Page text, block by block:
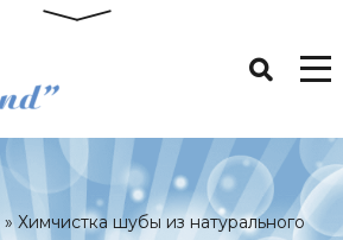
»Химчистка шубы из натурального